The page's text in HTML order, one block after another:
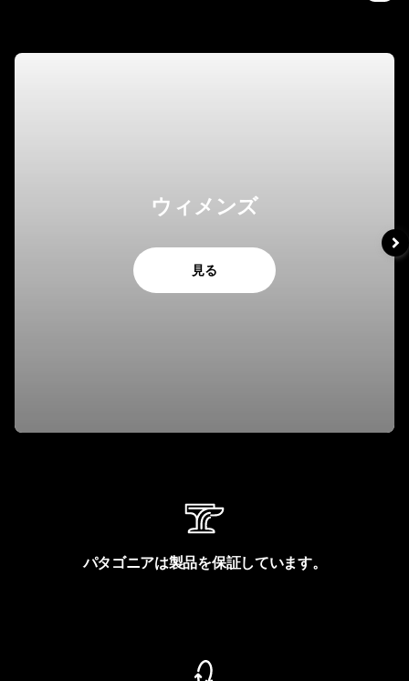
ウィメンズ
見る
パタゴニアは製品を保証しています。